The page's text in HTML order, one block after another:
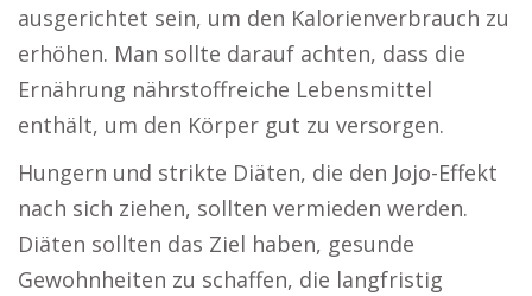
ausgerichtet sein, um den Kalorienverbrauch zu
erhöhen. Man sollte darauf achten, dass die
Ernährung nährstoffreiche Lebensmittel
enthält, um den Körper gut zu versorgen.
Hungern und strikte Diäten, die den Jojo-Effekt
nach sich ziehen, sollten vermieden werden.
Diäten sollten das Ziel haben, gesunde
Gewohnheiten zu schaffen, die langfristig